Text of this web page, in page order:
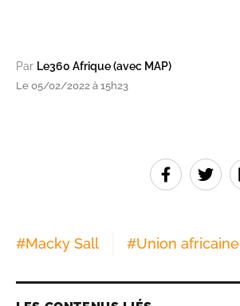
Par Le360 Afrique (avec MAP)
Le 05/02/2022 à 15h23
#Macky Sall #Union africaine